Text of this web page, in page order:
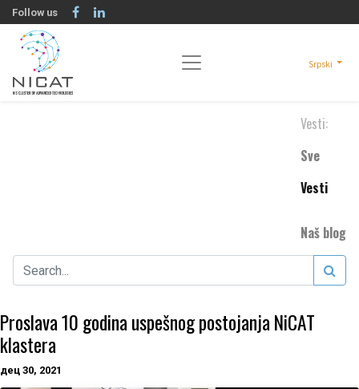
Follow us
Srpski
Vesti:
Sve
Vesti
Naš blog
Proslava 10 godina uspešnog postojanja NiCAT
klastera
дец 30, 2021